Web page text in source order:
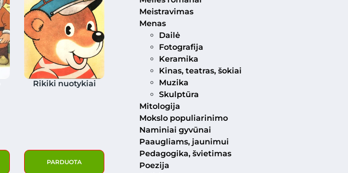
Rikiki nuotykiai
PARDUOTA
Meistravimas
Menas
Dailė
Fotografija
Keramika
Kinas, teatras, šokiai
Muzika
Skulptūra
Mitologija
Mokslo populiarinimo
Naminiai gyvūnai
Paaugliams, jaunimui
Pedagogika, švietimas
Poezija